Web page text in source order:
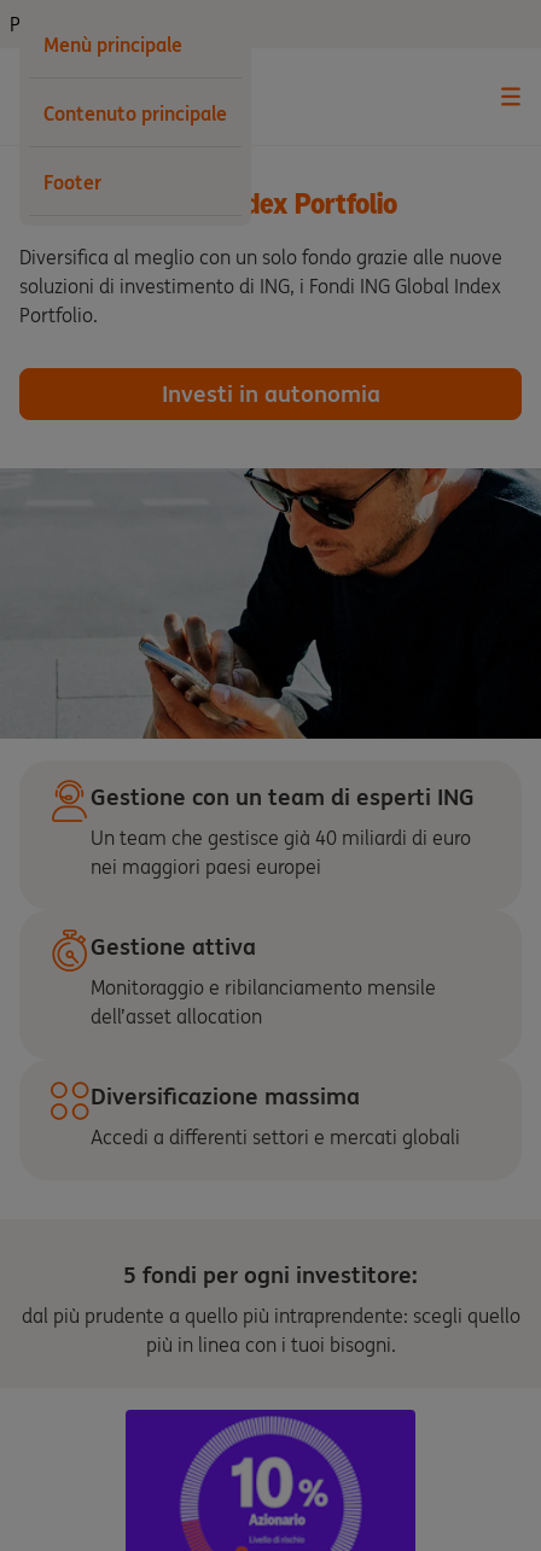
Menù principale
Contenuto principale
Footer
Privati
Fondi ING Global Index Portfolio
Diversifica al meglio con un solo fondo grazie alle nuove
soluzioni di investimento di ING, i Fondi ING Global Index
Portfolio.
Investi in autonomia
Gestione con un team di esperti ING
Un team che gestisce già 40 miliardi di euro
nei maggiori paesi europei
Gestione attiva
Monitoraggio e ribilanciamento mensile
dell’asset allocation
Diversificazione massima
Accedi a differenti settori e mercati globali
5 fondi per ogni investitore:
dal più prudente a quello più intraprendente: scegli quello
più in linea con i tuoi bisogni.